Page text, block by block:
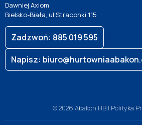
Dawniej Axiom
Bielsko-Biała, ul.Straconki 115
Zadzwoń: 885 019 595
Napisz:
© 2026 Abakon HB | Polityka